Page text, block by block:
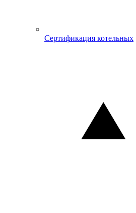
Сертификация котельных